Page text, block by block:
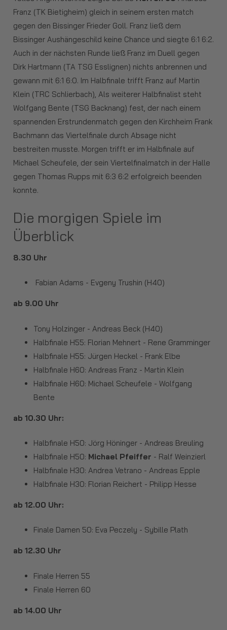
Franz (TK Bietigheim) gleich in seinem ersten match
gegen den Bissinger Frieder Goll. Franz ließ dem
Bissinger Aushängeschild keine Chance und siegte 6:1 6:2.
Auch in der nächsten Runde ließ Franz im Duell gegen
Dirk Hartmann (TA TSG Esslignen) nichts anbrennen und
gewann mit 6:1 6:0. Im Halbfinale trifft Franz auf Martin
Klein (TRC Schlierbach), Als weiterer Halbfinalist steht
Wolfgang Bente (TSG Backnang) fest, der nach einem
spannenden Erstrundenmatch gegen den Kirchheim Frank
Bachmann das Viertelfinale durch Absage nicht
bestreiten musste. Morgen trifft er im Halbfinale auf
Michael Scheufele, der sein Viertelfinalmatch in der Halle
gegen Thomas Rupps mit 6:3 6:2 erfolgreich beenden
konnte.
Die morgigen Spiele im
Überblick
8.30 Uhr
Fabian Adams - Evgeny Trushin (H40)
ab 9.00 Uhr
Tony Holzinger - Andreas Beck (H40)
Halbfinale H55: Florian Mehnert - Rene Gramminger
Halbfinale H55: Jürgen Heckel - Frank Elbe
Halbfinale H60: Andreas Franz - Martin Klein
Halbfinale H60: Michael Scheufele - Wolfgang
Bente
ab 10.30 Uhr:
Halbfinale H50: Jörg Höninger - Andreas Breuling
Halbfinale H50: Michael Pfeiffer - Ralf Weinzierl
Halbfinale H30: Andrea Vetrano - Andreas Epple
Halbfinale H30: Florian Reichert - Philipp Hesse
ab 12.00 Uhr:
Finale Damen 50: Eva Peczely - Sybille Plath
ab 12.30 Uhr
Finale Herren 55
Finale Herren 60
ab 14.00 Uhr